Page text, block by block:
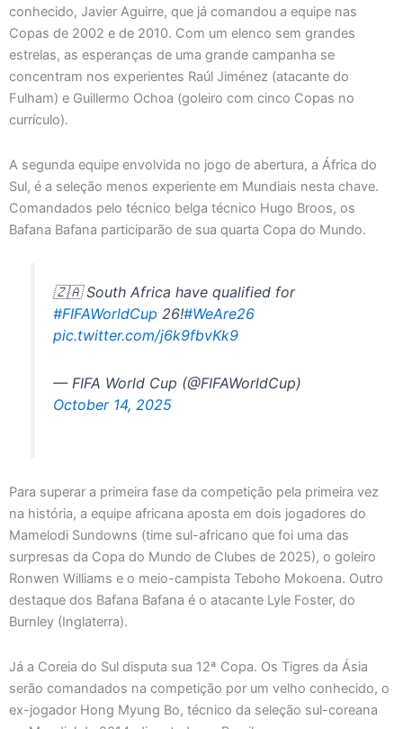
conhecido, Javier Aguirre, que já comandou a equipe nas
Copas de 2002 e de 2010. Com um elenco sem grandes
estrelas, as esperanças de uma grande campanha se
concentram nos experientes Raúl Jiménez (atacante do
Fulham) e Guillermo Ochoa (goleiro com cinco Copas no
currículo).
A segunda equipe envolvida no jogo de abertura, a África do
Sul, é a seleção menos experiente em Mundiais nesta chave.
Comandados pelo técnico belga técnico Hugo Broos, os
Bafana Bafana participarão de sua quarta Copa do Mundo.
🇿🇦 South Africa have qualified for
#FIFAWorldCup 26!#WeAre26
pic.twitter.com/j6k9fbvKk9
— FIFA World Cup (@FIFAWorldCup)
October 14, 2025
Para superar a primeira fase da competição pela primeira vez
na história, a equipe africana aposta em dois jogadores do
Mamelodi Sundowns (time sul-africano que foi uma das
surpresas da Copa do Mundo de Clubes de 2025), o goleiro
Ronwen Williams e o meio-campista Teboho Mokoena. Outro
destaque dos Bafana Bafana é o atacante Lyle Foster, do
Burnley (Inglaterra).
Já a Coreia do Sul disputa sua 12ª Copa. Os Tigres da Ásia
serão comandados na competição por um velho conhecido, o
ex-jogador Hong Myung Bo, técnico da seleção sul-coreana